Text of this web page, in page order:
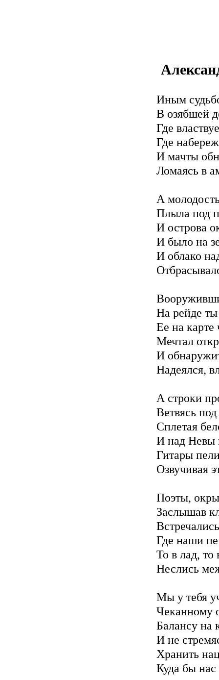
Иным
В озябшей
Где
Где
И мачты
Ломаясь в
А
Плыла под
И острова
И было на
И облако
На рейде ты
Ее на карте
Мечтал
И
Надеялся,
А строки
Ветвясь
Сплетая
И над Невы
Гитары
Озвучивая
Поэты,
Заслышав
Где наши
То в лад, то
Неслись
Мы у тебя
Чеканному
Балансу на
И не
Хранить
Куда бы нас